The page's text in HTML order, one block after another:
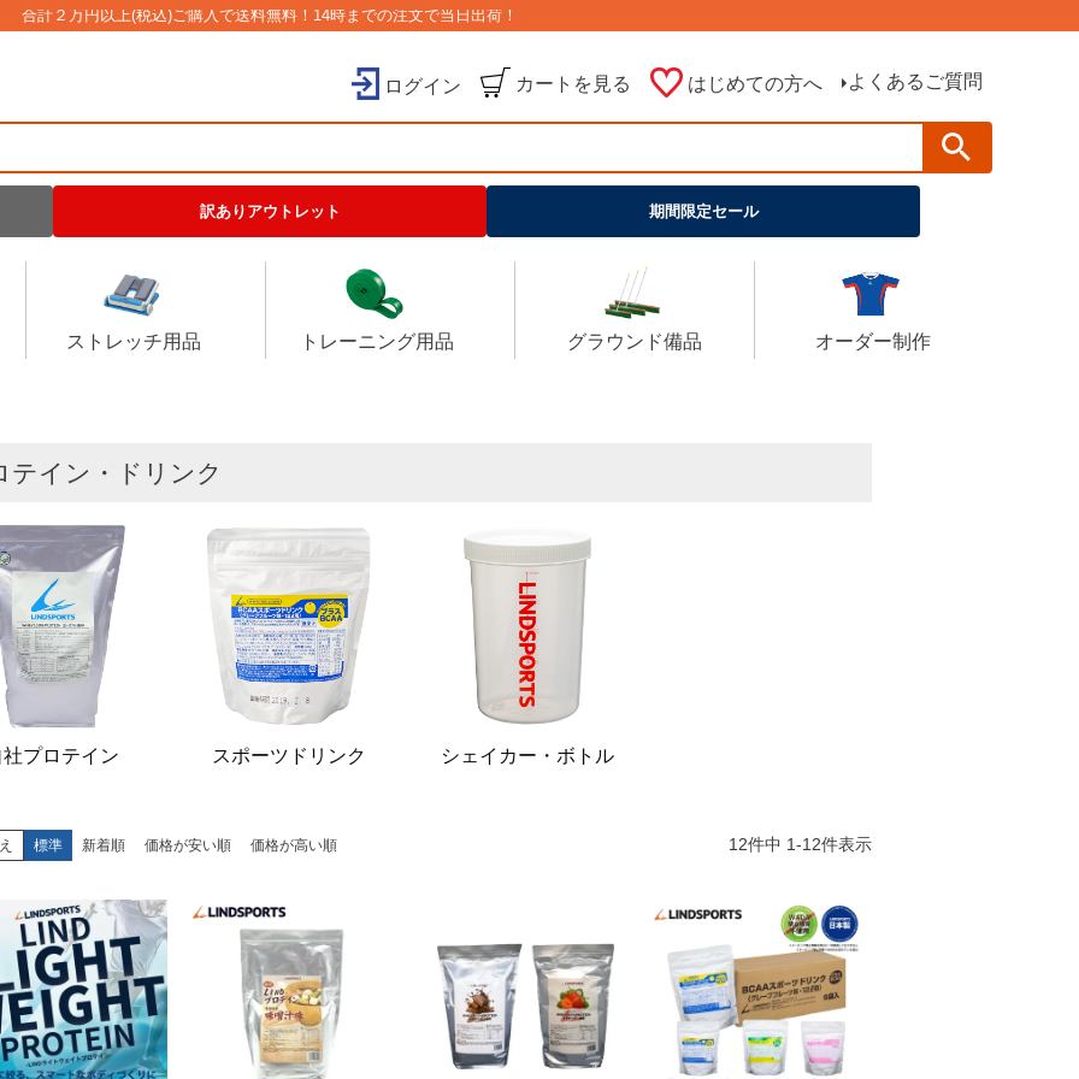
合計２万円以上(税込)ご購入で送料無料！14時までの注文で当日出荷！
ログイン カートを見る はじめての方へ よくあるご質問
訳ありアウトレット 期間限定セール
ストレッチ用品 トレーニング用品 グラウンド備品 オーダー制作
テイン・ドリンク
プロテイン スポーツドリンク シェイカー・ボトル
標準 新着順 価格が安い順 価格が高い順 12件中 1-12件表示